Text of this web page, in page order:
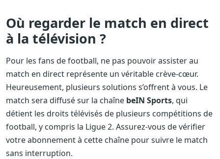
Où regarder le match en direct
à la télévision ?
Pour les fans de football, ne pas pouvoir assister au
match en direct représente un véritable crève-cœur.
Heureusement, plusieurs solutions s’offrent à vous. Le
match sera diffusé sur la chaîne beIN Sports, qui
détient les droits télévisés de plusieurs compétitions de
football, y compris la Ligue 2. Assurez-vous de vérifier
votre abonnement à cette chaîne pour suivre le match
sans interruption.